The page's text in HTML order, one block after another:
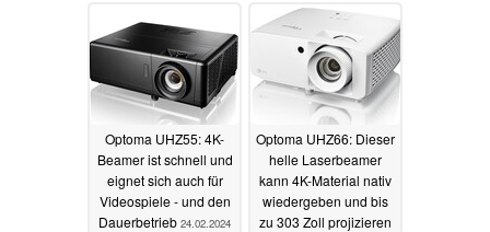
Zertifizierung 16.05.2024
Optoma UHZ55: 4K-
Beamer ist schnell und
eignet sich auch für
Videospiele - und den
Dauerbetrieb 24.02.2024
Optoma UHZ66: Dieser
helle Laserbeamer
kann 4K-Material nativ
wiedergeben und bis
zu 303 Zoll projizieren